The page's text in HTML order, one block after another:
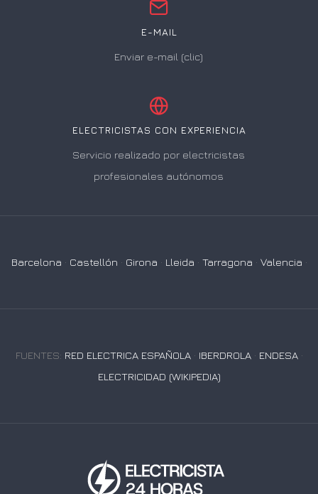
E-MAIL
Enviar e-mail (clic)
ELECTRICISTAS CON EXPERIENCIA
Servicio realizado por electricistas
profesionales autónomos
Barcelona · Castellón · Girona · Lleida · Tarragona · Valencia ·
FUENTES: RED ELECTRICA ESPAÑOLA· IBERDROLA· ENDESA·
ELECTRICIDAD (WIKIPEDIA)